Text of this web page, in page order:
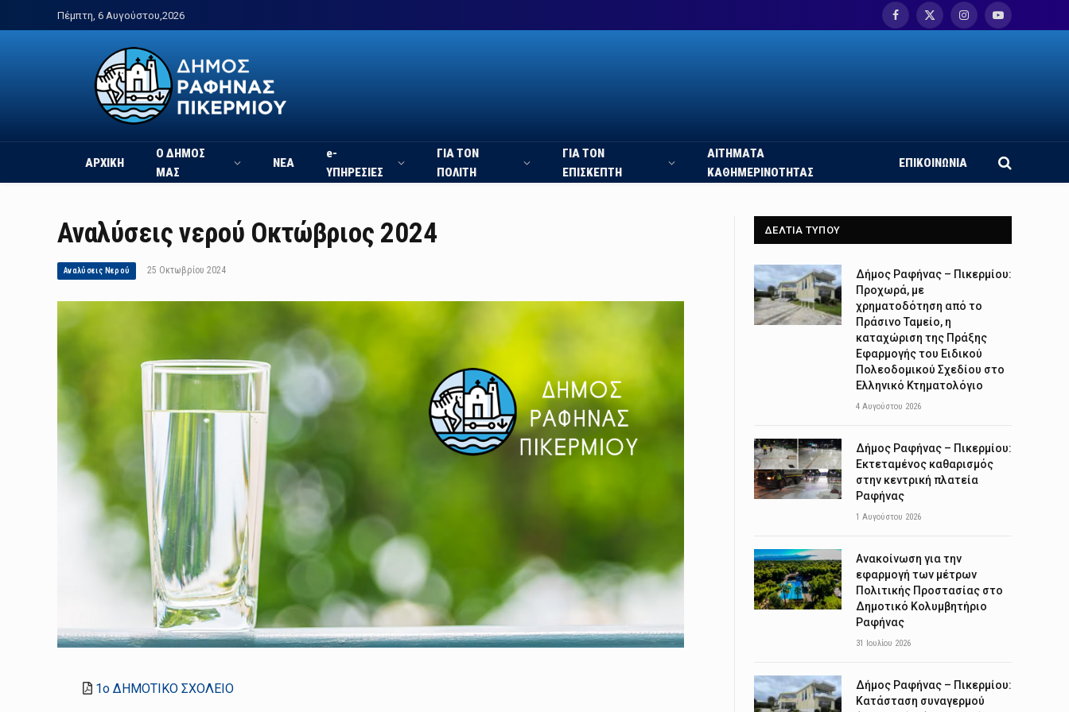
Πέμπτη, 6 Αυγούστου,2026
Facebook
X
InstagramYouTube
ΑΡΧΙΚΗ
Ο ΔΗΜΟΣ
ΜΑΣ
ΝΕΑ
e-
ΥΠΗΡΕΣΙΕΣ
ΓΙΑ ΤΟΝ
ΠΟΛΙΤΗ
ΓΙΑ ΤΟΝ
ΕΠΙΣΚΕΠΤΗ
ΑΙΤΗΜΑΤΑ
ΚΑΘΗΜΕΡΙΝΟΤΗΤΑΣ
ΕΠΙΚΟΙΝΩΝΙΑ
Αναλύσεις νερού Οκτώβριος 2024
Αναλύσεις Νερού 25 Οκτωβρίου 2024
1ο ΔΗΜΟΤΙΚΟ ΣΧΟΛΕΙΟ
ΔΕΛΤΙΑ ΤΥΠΟΥ
Δήμος Ραφήνας – Πικερμίου:
Προχωρά, με
χρηματοδότηση από το
Πράσινο Ταμείο, η
καταχώριση της Πράξης
Εφαρμογής του Ειδικού
Πολεοδομικού Σχεδίου στο
Ελληνικό Κτηματολόγιο
4 Αυγούστου 2026
Δήμος Ραφήνας – Πικερμίου:
Εκτεταμένος καθαρισμός
στην κεντρική πλατεία
Ραφήνας
1 Αυγούστου 2026
Ανακοίνωση για την
εφαρμογή των μέτρων
Πολιτικής Προστασίας στο
Δημοτικό Κολυμβητήριο
Ραφήνας
31 Ιουλίου 2026
Δήμος Ραφήνας – Πικερμίου:
Κατάσταση συναγερμού